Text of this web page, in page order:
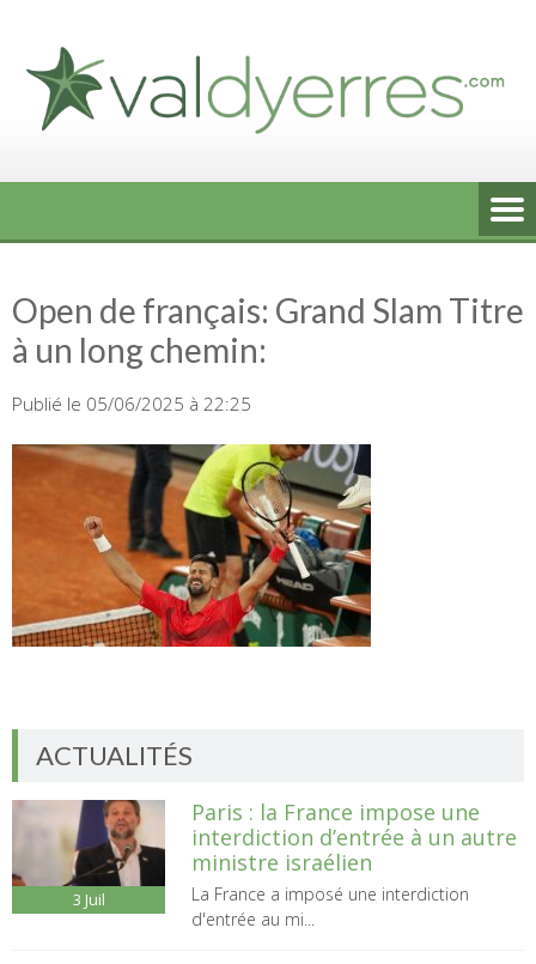
content
Open de français: Grand Slam Titre
à un long chemin:
Publié le 05/06/2025 à 22:25
ACTUALITÉS
3 Juil
Paris : la France impose une
interdiction d’entrée à un autre
ministre israélien
La France a imposé une interdiction
d'entrée au mi...